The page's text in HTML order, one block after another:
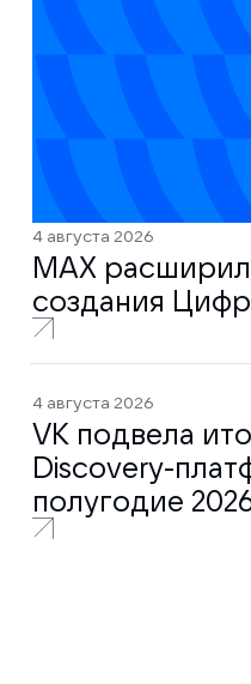
4 августа 2026
MAX
создания
4 августа 2026
VK подвела
Discovery-
полугодие